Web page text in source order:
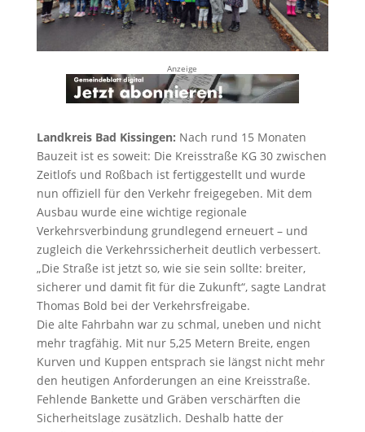
Anzeige
Landkreis Bad Kissingen: Nach rund 15 Monaten
Bauzeit ist es soweit: Die Kreisstraße KG 30 zwischen
Zeitlofs und Roßbach ist fertiggestellt und wurde
nun offiziell für den Verkehr freigegeben. Mit dem
Ausbau wurde eine wichtige regionale
Verkehrsverbindung grundlegend erneuert – und
zugleich die Verkehrssicherheit deutlich verbessert.
„Die Straße ist jetzt so, wie sie sein sollte: breiter,
sicherer und damit fit für die Zukunft“, sagte Landrat
Thomas Bold bei der Verkehrsfreigabe.
Die alte Fahrbahn war zu schmal, uneben und nicht
mehr tragfähig. Mit nur 5,25 Metern Breite, engen
Kurven und Kuppen entsprach sie längst nicht mehr
den heutigen Anforderungen an eine Kreisstraße.
Fehlende Bankette und Gräben verschärften die
Sicherheitslage zusätzlich. Deshalb hatte der